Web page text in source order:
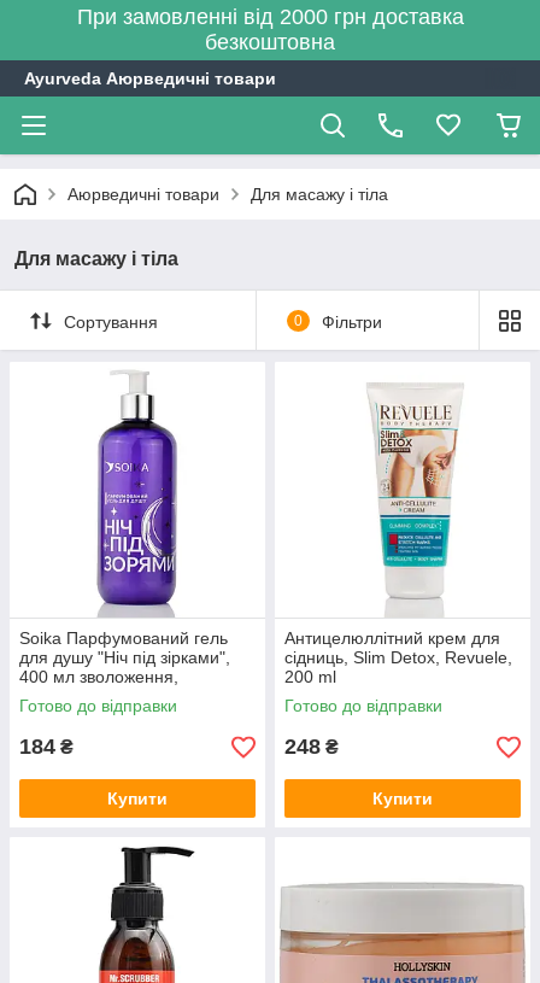
При замовленні від 2000 грн доставка
безкоштовна
Ayurveda Аюрведичні товари
Аюрведичні товари Для масажу і тіла
Для масажу і тіла
Сортування 0 Фільтри
Soika Парфумований гель
для душу "Ніч під зірками",
400 мл зволоження,
харчування та ніжна турбота
про шкіру
Готово до відправки
184 ₴
Купити
Антицелюллітний крем для
сідниць, Slim Detox, Revuele,
200 ml
Готово до відправки
248 ₴
Купити